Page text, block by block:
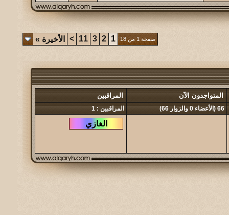
صفحة 1 من 18 1
2
3
11
> الأخيرة »
المتواجدون الآن المراقبين
66 (الأعضاء 0 والزوار 66) المراقبين : 1